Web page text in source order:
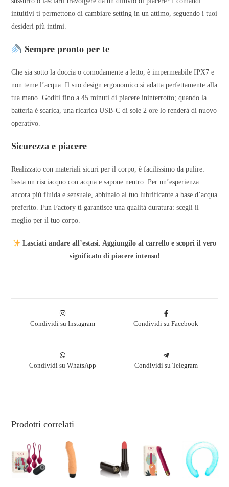
intuitivi ti permettono di cambiare setting in un attimo, seguendo i tuoi
desideri più intimi.
Sempre pronto per te
Che sia sotto la doccia o comodamente a letto, è impermeabile IPX7 e
non teme l’acqua. Il suo design ergonomico si adatta perfettamente alla
tua mano. Goditi fino a 45 minuti di piacere ininterrotto; quando la
batteria è scarica, una ricarica USB-C di sole 2 ore lo renderà di nuovo
operativo.
Sicurezza e piacere
Realizzato con materiali sicuri per il corpo, è facilissimo da pulire:
basta un risciacquo con acqua e sapone neutro. Per un’esperienza
ancora più fluida e sensuale, abbinalo al tuo lubrificante a base d’acqua
preferito. Fun Factory ti garantisce una qualità duratura: scegli il
meglio per il tuo corpo.
Lasciati andare all’estasi. Aggiungilo al carrello e scopri il vero
significato di piacere intenso!
Condividi su Instagram Condividi su Facebook
Condividi su WhatsApp Condividi su Telegram
Prodotti correlati